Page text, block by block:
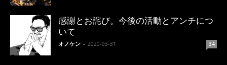
感謝とお詫び。今後の活動とアンチにつ
いて
オノケン - 2020-03-31 34